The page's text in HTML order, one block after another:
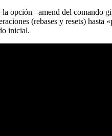
opción –amend del comando
(rebases y resets)
inicial.